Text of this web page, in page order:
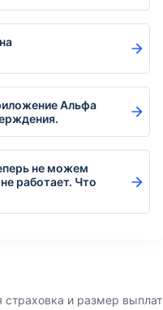
Альфа
не можем
работает. Что
страховка и размер выплат